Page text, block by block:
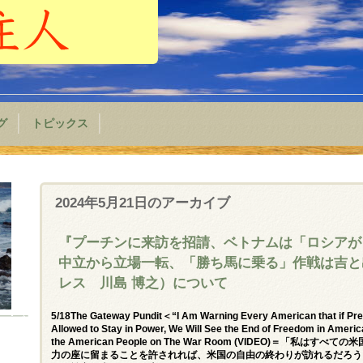
トピックス
2024年5月21日 のアーカイブ
『プーチンに来訪を招請、ベトナムは「ロシ
中立から立場一転、「勝ち馬に乗る」作戦は吉
レス 川島 博之）について
5/18The Gateway Pundit＜“I Am Warning Every American that if
Allowed to Stay in Power, We Will See the End of Freedom in
the American People on The War Room (VIDEO)＝「私はすべての米
力の座に留まることを許されれば、米国の自由の終わりが訪れるだろ